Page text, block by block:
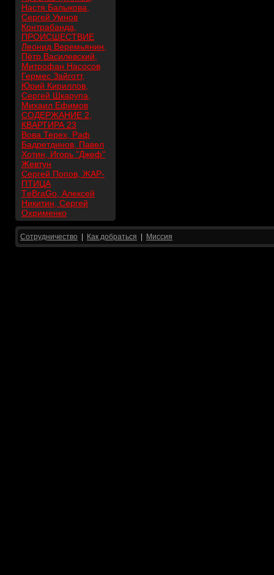
Настя Балыкова,
Сергей Умнов
Контрабанда,
ПРОИСШЕСТВИЕ
Леонид Веремьянин,
Пётр Василевский,
Митрофан Насосов
Гермес Зайготт,
Юрий Кириллов,
Сергей Шкарупа,
Михаил Ефимов
СОДЕРЖАНИЕ 2,
КВАРТИРА 23
Вова Терех, Раф
Бадретдинов, Павел
Хотин, Игорь "Джеф"
Жевтун
Сергей Попов, ЖАР-
ПТИЦА
ТeBraGo, Алексей
Никитин, Сергей
Охрименко
Сотрудничество Как добраться Миссия